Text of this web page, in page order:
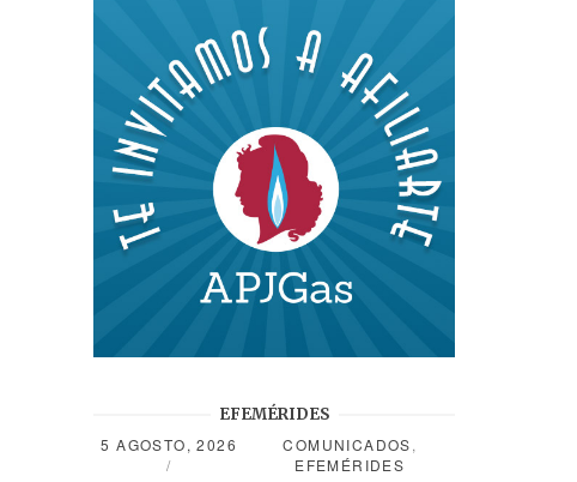
EFEMÉRIDES
5 AGOSTO, 2026
COMUNICADOS,
EFEMÉRIDES